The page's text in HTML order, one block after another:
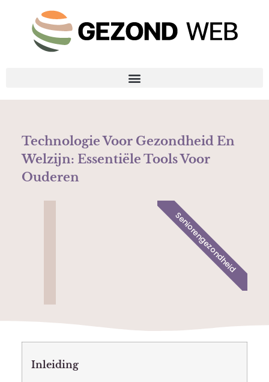
Technologie Voor Gezondheid En
Welzijn: Essentiële Tools Voor
Ouderen
Seniorengezondheid
Inleiding